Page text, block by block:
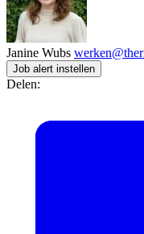
Janine Wubs
Job alert instellen
Delen: